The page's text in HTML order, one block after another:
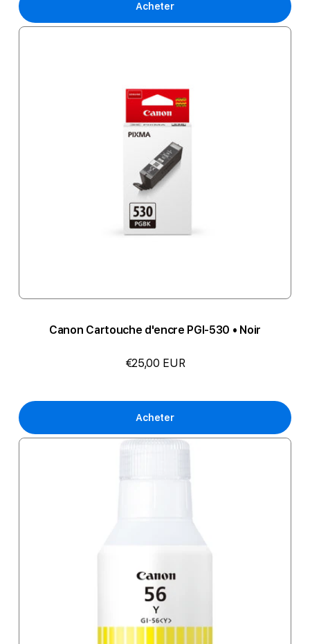
Acheter
Canon Cartouche d'encre PGI-530 • Noir
€25,00 EUR
Acheter